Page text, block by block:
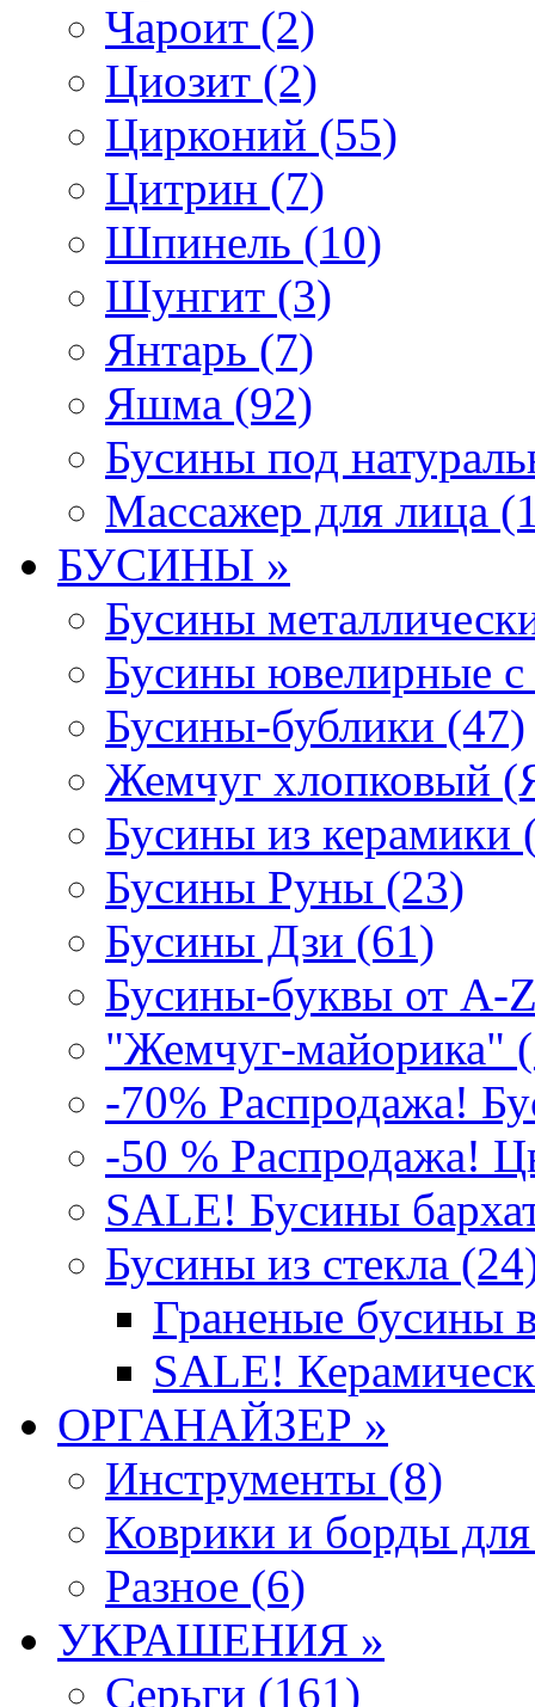
Чароит (2)
Циозит (2)
Цирконий (55)
Цитрин (7)
Шпинель (10)
Шунгит (3)
Янтарь (7)
Яшма (92)
Бусины под
Массажер для лица
БУСИНЫ »
Бусины
Бусины ювелирные
Бусины-бублики (47)
Жемчуг хлопковый
Бусины из керамики
Бусины Руны (23)
Бусины Дзи (61)
Бусины-буквы от A-
"Жемчуг-майорика"
-70% Распродажа!
-50 % Распродажа!
SALE! Бусины
Бусины из стекла
Граненые бусины
SALE!
ОРГАНАЙЗЕР »
Инструменты (8)
Коврики и борды
Разное (6)
УКРАШЕНИЯ »
Серьги (161)